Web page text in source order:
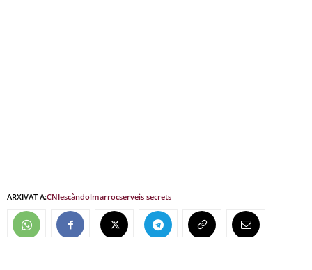
ARXIVAT A:CNIescàndolmarrocserveis secrets